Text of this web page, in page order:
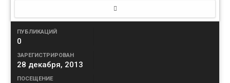
ПУБЛИКАЦИЙ
0
ЗАРЕГИСТРИРОВАН
28 декабря, 2013
ПОСЕЩЕНИЕ